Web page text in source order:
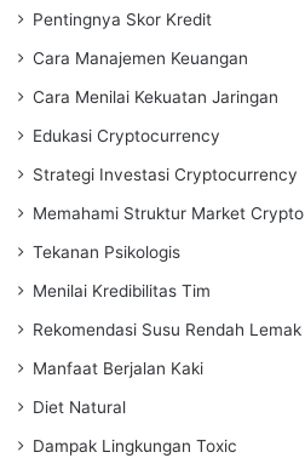
Pentingnya Skor Kredit
Cara Manajemen Keuangan
Cara Menilai Kekuatan Jaringan
Edukasi Cryptocurrency
Strategi Investasi Cryptocurrency
Memahami Struktur Market Crypto
Tekanan Psikologis
Menilai Kredibilitas Tim
Rekomendasi Susu Rendah Lemak
Manfaat Berjalan Kaki
Diet Natural
Dampak Lingkungan Toxic